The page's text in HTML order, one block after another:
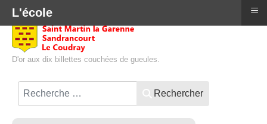
D'or aux dix billettes couchées de gueules.
Rechercher
L'école ≡